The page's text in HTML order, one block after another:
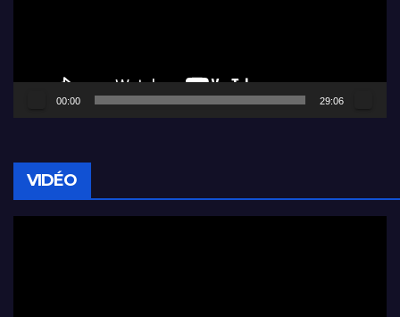
00:00 29:06
VIDÉO